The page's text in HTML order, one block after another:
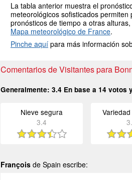
La tabla anterior muestra el
meteorológicos sofisticados
pronósticos de tiempo a otras
Mapa meteorológico de France.
Pinche aquí para más información
Comentarios de Visitantes para
Generalmente: 3.4 En base a 14 votos
Nieve segura
3.4
François de Spain escribe: